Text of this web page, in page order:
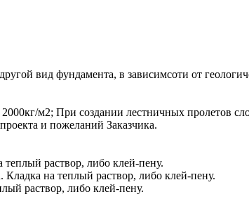
вид фундамента, в зависимсоти от
м2; При создании лестничных пролетов
и пожеланий Заказчика.
раствор, либо клей-пену.
на теплый раствор, либо клей-пену.
раствор, либо клей-пену.